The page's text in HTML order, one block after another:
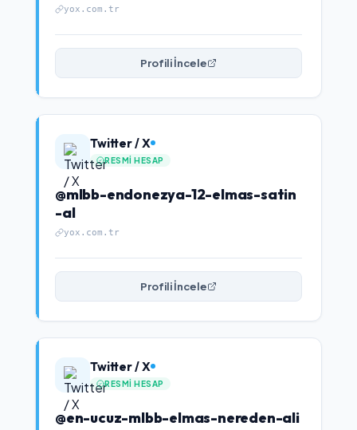
yox.com.tr
Profili İncele
Twitter / X
RESMI HESAP
@mlbb-endonezya-12-elmas-satin
-al
yox.com.tr
Profili İncele
Twitter / X
RESMI HESAP
@en-ucuz-mlbb-elmas-nereden-ali